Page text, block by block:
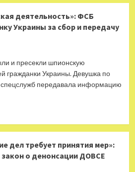
деятельность»: ФСБ
Украины за сбор и передачу
и пресекли шпионскую
гражданки Украины. Девушка по
передавала информацию
дел требует принятия мер»:
закон о денонсации ДОВСЕ